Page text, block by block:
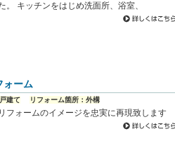
。 キッチンをはじめ洗面所、浴室、
ォーム
建て リフォーム箇所：外構
フォームのイメージを忠実に再現致します